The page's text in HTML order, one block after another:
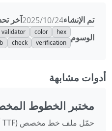
تم الإنشاء24‏/10‏/2025 آخر
الوسوم
hex
color
validator
verification
check
أدوات مشابهة
مختبر الخطوط